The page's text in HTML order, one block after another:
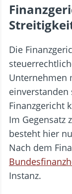
Die
Unternehmen
einverstanden
Finanzgericht
Im Gegensatz
besteht hier
Nach dem
Instanz.